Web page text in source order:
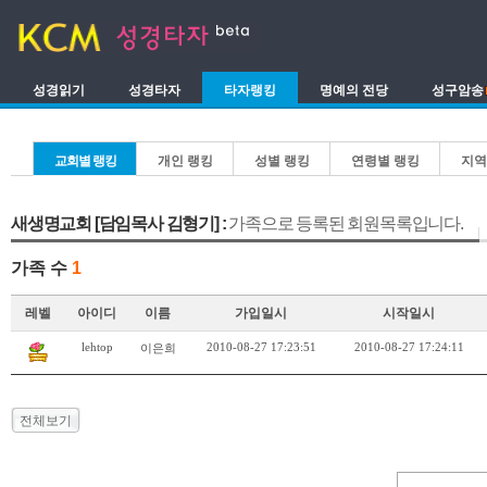
성경읽기 성경타자 타자랭킹 명예의 전당 성구암송
교회별 랭킹 개인 랭킹 성별 랭킹 연령별 랭킹 지
새생명교회 [담임목사 김형기] :가족으로 등록된 회원목록입니다.
가족 수 1
레벨 아이디 이름 가입일시 시작일시
lehtop 이은희 2010-08-27 17:23:51 2010-08-27 17:24:11
전체보기